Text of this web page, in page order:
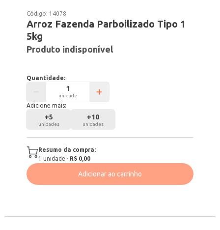
Código: 14078
Arroz Fazenda Parboilizado Tipo 1
5kg
Produto indisponível
Quantidade:
unidade
Adicione mais:
+5
unidades
+10
unidades
Resumo da compra:
1 unidade · R$ 0,00
Adicionar ao carrinho